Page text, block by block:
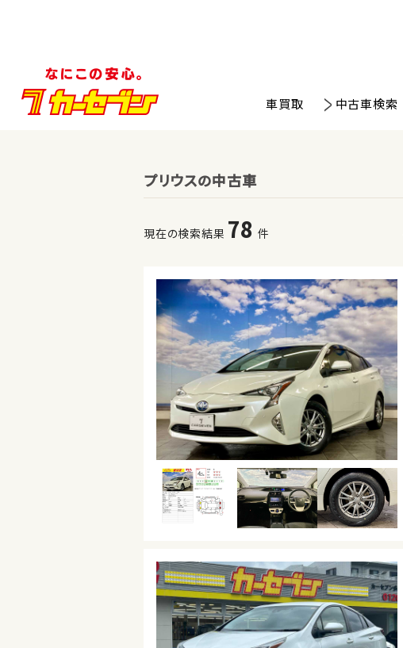
車買取 中古車検索
プリウスの中古車
現在の検索結果 78 件